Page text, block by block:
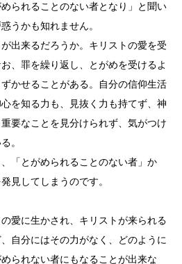
られることのない者となり」と聞い
うかも知れません。
出来るだろうか。キリストの愛を受
、罪を繰り返し、とがめを受けるよ
かせることがある。自分の信仰生活
を知る力も、見抜く力も持てず、神
要なことを見分けられず、気がつけ
。
「とがめられることのない者」か
見してしまうのです。
愛に生かされ、キリストが来られる
自分にはその力がなく、どのように
られない者にもなることが出来な